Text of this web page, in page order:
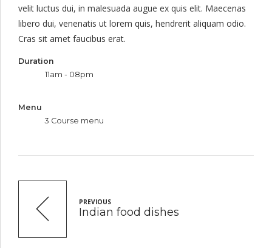
velit luctus dui, in malesuada augue ex quis elit. Maecenas
libero dui, venenatis ut lorem quis, hendrerit aliquam odio.
Cras sit amet faucibus erat.
Duration
11am - 08pm
Menu
3 Course menu
PREVIOUS
Indian food dishes